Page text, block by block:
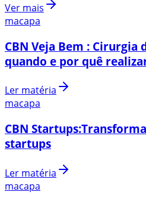
Ver mais
macapa
CBN Veja Bem : Cirurgia
quando e por quê
Ler matéria
macapa
CBN
startups
Ler matéria
macapa